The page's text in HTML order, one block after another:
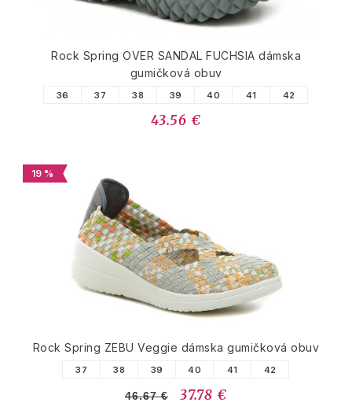
Rock Spring OVER SANDAL FUCHSIA dámska
gumičková obuv
36 37 38 39 40 41 42
43.56 €
19 %
Rock Spring ZEBU Veggie dámska gumičková obuv
37 38 39 40 41 42
46.67 € 37.78 €